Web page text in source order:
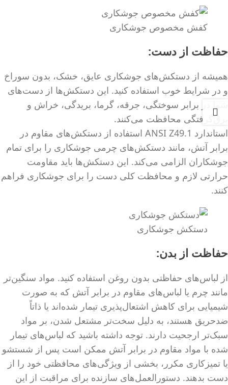
کفش مخصوص جوشکاری
حفاظت از دست:
همیشه از دستکش‌های جوشکاری عایق، خشک، بدون سوراخ
و در شرایط خوب استفاده کنید. این دستکش‌ها از دست‌های
شما در برابر سوختگی، جرقه، گرما، بریدگی، خراش و
برق‌گرفتگی محافظت می‌کنند.
استاندارد ANSI Z49.1 استفاده از دستکش‌های مقاوم در
برابر آتش، مانند دستکش‌های چرمی جوشکاری را برای تمام
جوشکاران الزامی می‌کند. این دستکش‌ها باید مقاومت
حرارتی لازم و محافظت کلی دست را برای جوشکاری فراهم
کنند.
دستکش جوشکاری
حفاظت از بدن:
از لباس‌های حفاظتی بدون روغن استفاده کنید. مواد سنگین‌تر
مانند چرم یا لباس‌های مقاوم در برابر آتش که به صورت
شیمیایی برای کاهش اشتعال‌پذیری تیمار شده‌اند یا ذاتاً
ضدحریق هستند، به دلیل سخت‌تر مشتعل شدن، بر مواد
سبک‌تر ارجحیت دارند. توجه داشته باشید که لباس‌های تیمار
شده با مواد مقاوم در برابر آتش ممکن است پس از شستشو
یا تمیزکاری مکرر، بخشی از ویژگی‌های محافظتی خود را از
دست بدهند. دستورالعمل‌های سازنده برای مراقبت از این